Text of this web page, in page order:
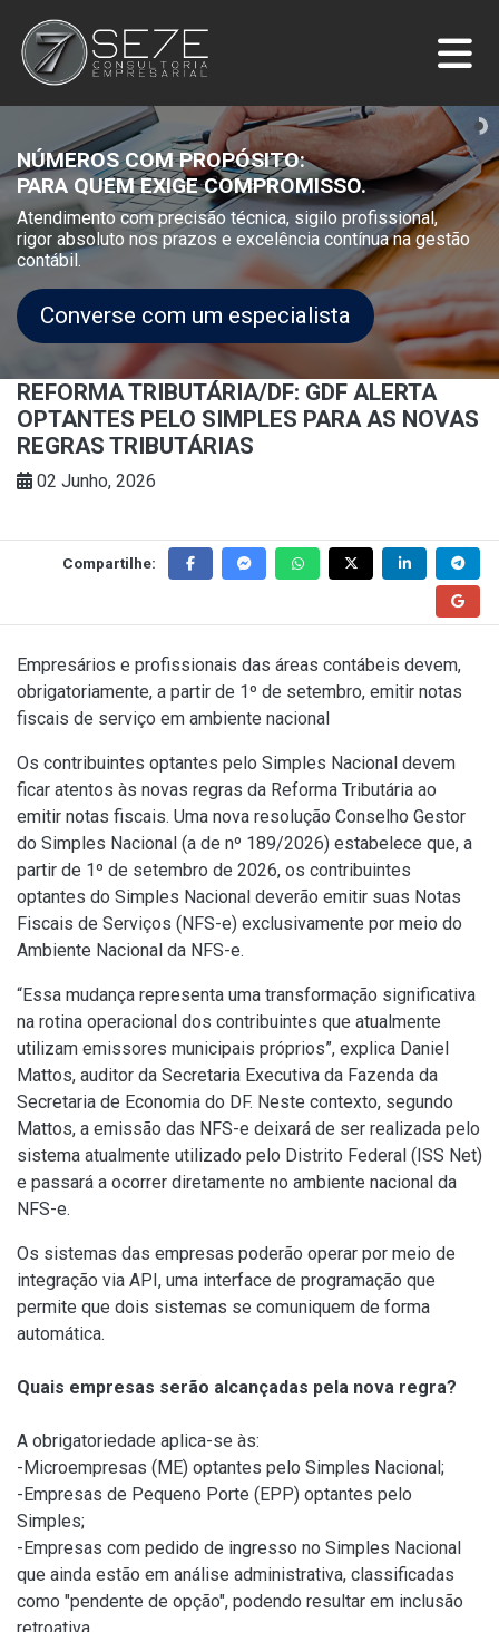
NÚMEROS COM PROPÓSITO:
PARA QUEM EXIGE COMPROMISSO.
Atendimento com precisão técnica, sigilo profissional,
rigor absoluto nos prazos e excelência contínua na gestão
contábil.
Converse com um especialista
REFORMA TRIBUTÁRIA/DF: GDF ALERTA
OPTANTES PELO SIMPLES PARA AS NOVAS
REGRAS TRIBUTÁRIAS
02 Junho, 2026
Compartilhe:
Empresários e profissionais das áreas contábeis devem,
obrigatoriamente, a partir de 1º de setembro, emitir notas
fiscais de serviço em ambiente nacional
Os contribuintes optantes pelo Simples Nacional devem
ficar atentos às novas regras da Reforma Tributária ao
emitir notas fiscais. Uma nova resolução Conselho Gestor
do Simples Nacional (a de nº 189/2026) estabelece que, a
partir de 1º de setembro de 2026, os contribuintes
optantes do Simples Nacional deverão emitir suas Notas
Fiscais de Serviços (NFS-e) exclusivamente por meio do
Ambiente Nacional da NFS-e.
“Essa mudança representa uma transformação significativa
na rotina operacional dos contribuintes que atualmente
utilizam emissores municipais próprios”, explica Daniel
Mattos, auditor da Secretaria Executiva da Fazenda da
Secretaria de Economia do DF. Neste contexto, segundo
Mattos, a emissão das NFS-e deixará de ser realizada pelo
sistema atualmente utilizado pelo Distrito Federal (ISS Net)
e passará a ocorrer diretamente no ambiente nacional da
NFS-e.
Os sistemas das empresas poderão operar por meio de
integração via API, uma interface de programação que
permite que dois sistemas se comuniquem de forma
automática.
Quais empresas serão alcançadas pela nova regra?
A obrigatoriedade aplica-se às:
-Microempresas (ME) optantes pelo Simples Nacional;
-Empresas de Pequeno Porte (EPP) optantes pelo
Simples;
-Empresas com pedido de ingresso no Simples Nacional
que ainda estão em análise administrativa, classificadas
como "pendente de opção", podendo resultar em inclusão